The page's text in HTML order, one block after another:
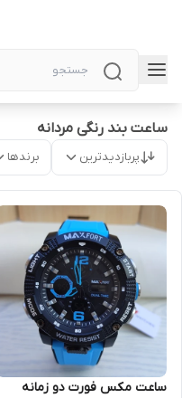
ساعت بند رنگی مردانه
پربازدیدترین برندها
ساعت مکس فورت دو زمانه